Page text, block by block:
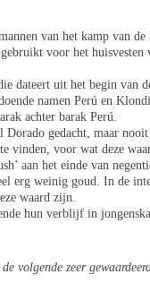
van het kamp van
voor het
dateert uit het begin van
namen Perú en
achter barak Perú.
gedacht, maar
vinden, voor wat deze
aan het einde van
erg weinig goud. In de
waard zijn.
hun verblijf in
volgende zeer